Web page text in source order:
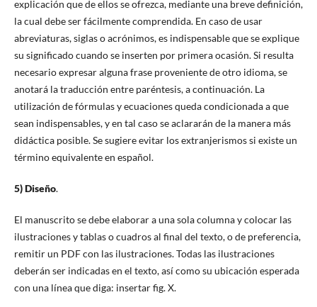
explicación que de ellos se ofrezca, mediante una breve definición,
la cual debe ser fácilmente comprendida. En caso de usar
abreviaturas, siglas o acrónimos, es indispensable que se explique
su significado cuando se inserten por primera ocasión. Si resulta
necesario expresar alguna frase proveniente de otro idioma, se
anotará la traducción entre paréntesis, a continuación. La
utilización de fórmulas y ecuaciones queda condicionada a que
sean indispensables, y en tal caso se aclararán de la manera más
didáctica posible. Se sugiere evitar los extranjerismos si existe un
término equivalente en español.
5) Diseño.
El manuscrito se debe elaborar a una sola columna y colocar las
ilustraciones y tablas o cuadros al final del texto, o de preferencia,
remitir un PDF con las ilustraciones. Todas las ilustraciones
deberán ser indicadas en el texto, así como su ubicación esperada
con una línea que diga: insertar fig. X.